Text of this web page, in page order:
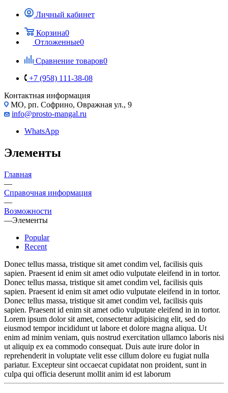
Личный кабинет
Корзина0
Отложенные0
Сравнение товаров0
+7 (958) 111-38-08
Контактная информация
МО, рп. Софрино, Овражная ул., 9
info@prosto-mangal.ru
WhatsApp
Элементы
Главная
—
Справочная информация
—
Возможности
—Элементы
Popular
Recent
Donec tellus massa, tristique sit amet condim vel, facilisis quis
sapien. Praesent id enim sit amet odio vulputate eleifend in in tortor.
Donec tellus massa, tristique sit amet condim vel, facilisis quis
sapien. Praesent id enim sit amet odio vulputate eleifend in in tortor.
Donec tellus massa, tristique sit amet condim vel, facilisis quis
sapien. Praesent id enim sit amet odio vulputate eleifend in in tortor.
Lorem ipsum dolor sit amet, consectetur adipisicing elit, sed do
eiusmod tempor incididunt ut labore et dolore magna aliqua. Ut
enim ad minim veniam, quis nostrud exercitation ullamco laboris nisi
ut aliquip ex ea commodo consequat. Duis aute irure dolor in
reprehenderit in voluptate velit esse cillum dolore eu fugiat nulla
pariatur. Excepteur sint occaecat cupidatat non proident, sunt in
culpa qui officia deserunt mollit anim id est laborum